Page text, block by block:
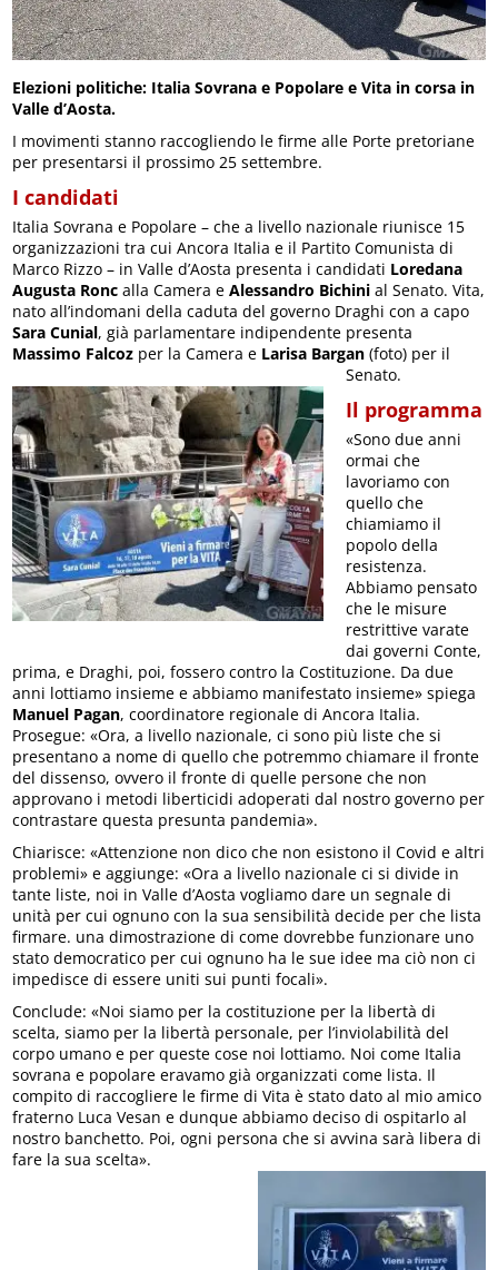
Elezioni politiche: Italia Sovrana e Popolare e Vita in corsa in
Valle d’Aosta.
I movimenti stanno raccogliendo le firme alle Porte pretoriane
per presentarsi il prossimo 25 settembre.
I candidati
Italia Sovrana e Popolare – che a livello nazionale riunisce 15
organizzazioni tra cui Ancora Italia e il Partito Comunista di
Marco Rizzo – in Valle d’Aosta presenta i candidati Loredana
Augusta Ronc alla Camera eAlessandro Bichini al Senato. Vita,
nato all’indomani della caduta del governo Draghi con a capo
Sara Cunial, già parlamentare indipendente presenta
Massimo Falcoz per la Camera e Larisa Bargan (foto) per il
Senato.
Il programma
«Sono due anni
ormai che
lavoriamo con
quello che
chiamiamo il
popolo della
resistenza.
Abbiamo pensato
che le misure
restrittive varate
dai governi Conte,
prima, e Draghi, poi, fossero contro la Costituzione. Da due
anni lottiamo insieme e abbiamo manifestato insieme» spiega
Manuel Pagan, coordinatore regionale di Ancora Italia.
Prosegue: «Ora, a livello nazionale, ci sono più liste che si
presentano a nome di quello che potremmo chiamare il fronte
del dissenso, ovvero il fronte di quelle persone che non
approvano i metodi liberticidi adoperati dal nostro governo per
contrastare questa presunta pandemia».
Chiarisce: «Attenzione non dico che non esistono il Covid e altri
problemi» e aggiunge: «Ora a livello nazionale ci si divide in
tante liste, noi in Valle d’Aosta vogliamo dare un segnale di
unità per cui ognuno con la sua sensibilità decide per che lista
firmare. una dimostrazione di come dovrebbe funzionare uno
stato democratico per cui ognuno ha le sue idee ma ciò non ci
impedisce di essere uniti sui punti focali».
Conclude: «Noi siamo per la costituzione per la libertà di
scelta, siamo per la libertà personale, per l’inviolabilità del
corpo umano e per queste cose noi lottiamo. Noi come Italia
sovrana e popolare eravamo già organizzati come lista. Il
compito di raccogliere le firme di Vita è stato dato al mio amico
fraterno Luca Vesan e dunque abbiamo deciso di ospitarlo al
nostro banchetto. Poi, ogni persona che si avvina sarà libera di
fare la sua scelta».